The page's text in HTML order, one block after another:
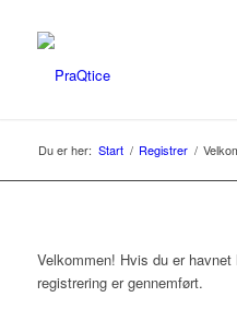
Du er her: Start / Registrer /
Velkommen! Hvis du er
registrering er gennemført.